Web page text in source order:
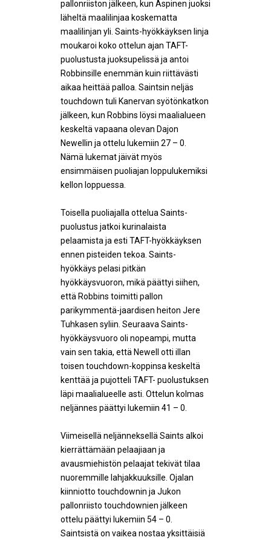
pallonriiston jälkeen, kun Aspinen juoksi
läheltä maalilinjaa koskematta
maalilinjan yli. Saints-hyökkäyksen linja
moukaroi koko ottelun ajan TAFT-
puolustusta juoksupelissä ja antoi
Robbinsille enemmän kuin riittävästi
aikaa heittää palloa. Saintsin neljäs
touchdown tuli Kanervan syötönkatkon
jälkeen, kun Robbins löysi maalialueen
keskeltä vapaana olevan Dajon
Newellin ja ottelu lukemiin 27 – 0.
Nämä lukemat jäivät myös
ensimmäisen puoliajan loppulukemiksi
kellon loppuessa.
Toisella puoliajalla ottelua Saints-
puolustus jatkoi kurinalaista
pelaamista ja esti TAFT-hyökkäyksen
ennen pisteiden tekoa. Saints-
hyökkäys pelasi pitkän
hyökkäysvuoron, mikä päättyi siihen,
että Robbins toimitti pallon
parikymmentä-jaardisen heiton Jere
Tuhkasen syliin. Seuraava Saints-
hyökkäysvuoro oli nopeampi, mutta
vain sen takia, että Newell otti illan
toisen touchdown-koppinsa keskeltä
kenttää ja pujotteli TAFT- puolustuksen
läpi maalialueelle asti. Ottelun kolmas
neljännes päättyi lukemiin 41 – 0.
Viimeisellä neljänneksellä Saints alkoi
kierrättämään pelaajiaan ja
avausmiehistön pelaajat tekivät tilaa
nuoremmille lahjakkuuksille. Ojalan
kiinniotto touchdownin ja Jukon
pallonriisto touchdownien jälkeen
ottelu päättyi lukemiin 54 – 0.
Saintsistä on vaikea nostaa yksittäisiä